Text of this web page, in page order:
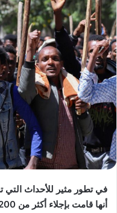
في تطور مثير للأحداث التي